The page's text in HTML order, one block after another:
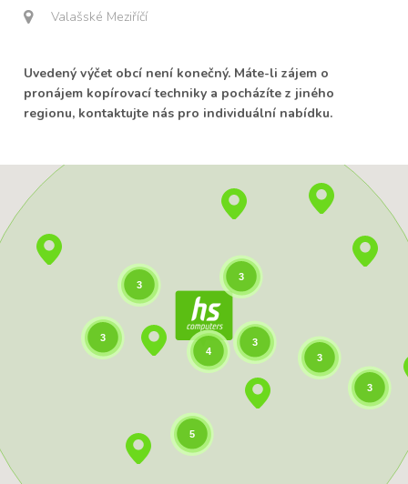
Valašské Meziříčí
Uvedený výčet obcí není konečný. Máte-li zájem o
pronájem kopírovací techniky a pocházíte z jiného
regionu, kontaktujte nás pro individuální nabídku.
3
4
3
3
3
5
3
3